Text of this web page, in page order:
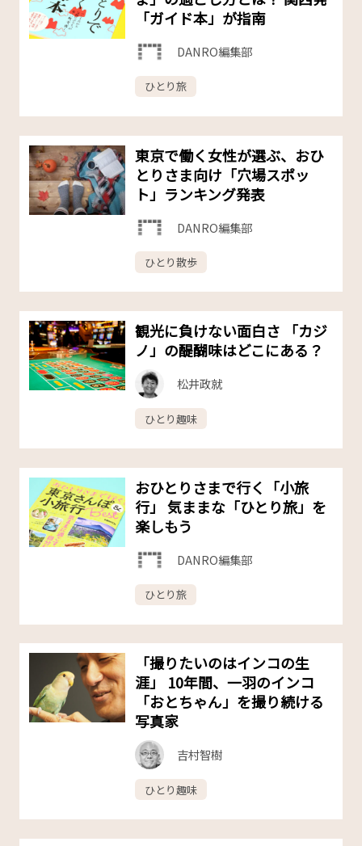
「ガイド本」が指南
DANRO編集部
ひとり旅
東京で働く女性が選ぶ、おひ
とりさま向け「穴場スポッ
ト」ランキング発表
DANRO編集部
ひとり散歩
観光に負けない面白さ 「カジ
ノ」の醍醐味はどこにある？
松井政就
ひとり趣味
おひとりさまで行く「小旅
行」 気ままな「ひとり旅」を
楽しもう
DANRO編集部
ひとり旅
「撮りたいのはインコの生
涯」 10年間、一羽のインコ
「おとちゃん」を撮り続ける
写真家
吉村智樹
ひとり趣味